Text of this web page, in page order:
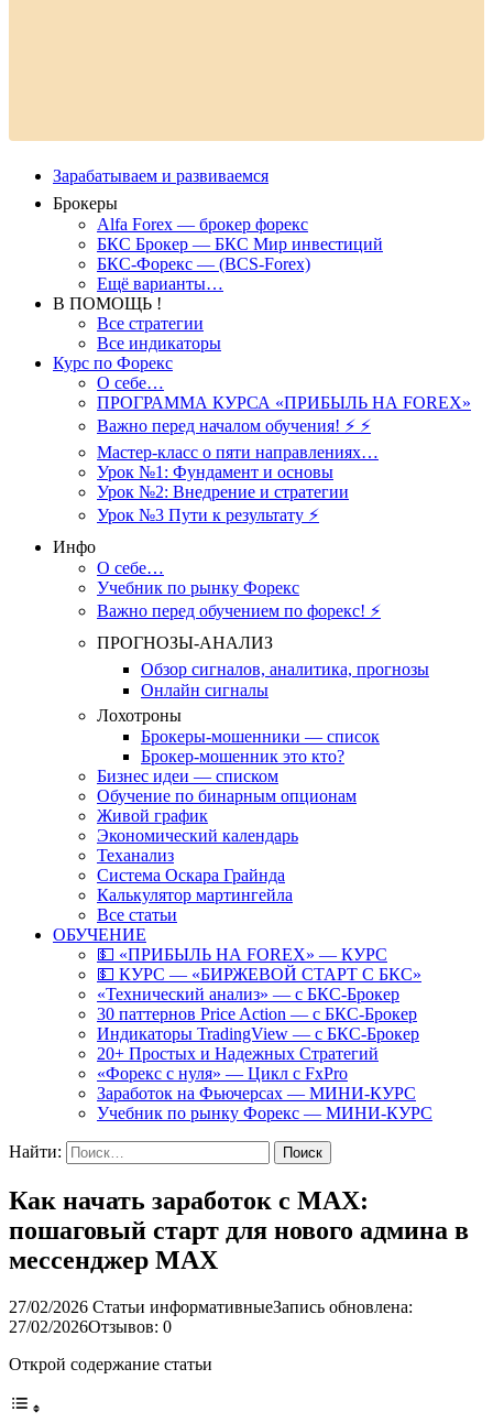
Зарабатываем и развиваемся
Брокеры
Alfa Forex — брокер форекс
БКС Брокер — БКС Мир инвестиций
БКС-Форекс — (BCS-Forex)
Ещё варианты…
В ПОМОЩЬ !
Все стратегии
Все индикаторы
Курс по Форекс
О себе…
ПРОГРАММА КУРСА «ПРИБЫЛЬ НА FOREX»
Важно перед началом обучения! ⚡ ⚡
Мастер-класс о пяти направлениях…
Урок №1: Фундамент и основы
Урок №2: Внедрение и стратегии
Урок №3 Пути к результату ⚡️
Инфо
О себе…
Учебник по рынку Форекс
Важно перед обучением по форекс! ⚡
ПРОГНОЗЫ-АНАЛИЗ
Обзор сигналов, аналитика, прогнозы
Онлайн сигналы
Лохотроны
Брокеры-мошенники — список
Брокер-мошенник это кто?
Бизнес идеи — списком
Обучение по бинарным опционам
Живой график
Экономический календарь
Теханализ
Система Оскара Грайнда
Калькулятор мартингейла
Все статьи
ОБУЧЕНИЕ
💵 «ПРИБЫЛЬ НА FOREX» — КУРС
💵 КУРС — «БИРЖЕВОЙ СТАРТ С БКС»
«Технический анализ» — с БКС-Брокер
30 паттернов Price Action — с БКС-Брокер
Индикаторы TradingView — с БКС-Брокер
20+ Простых и Надежных Стратегий
«Форекс с нуля» — Цикл с FxPro
Заработок на Фьючерсах — МИНИ-КУРС
Учебник по рынку Форекс — МИНИ-КУРС
Найти:
Как начать заработок с MAX:
пошаговый старт для нового админа в
мессенджер MAX
27/02/2026 Статьи информативныеЗапись обновлена:
27/02/2026Отзывов: 0
Открой содержание статьи